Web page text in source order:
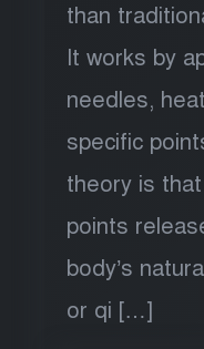
than
It works by
needles,
specific
theory is
points
body’s
or qi […]